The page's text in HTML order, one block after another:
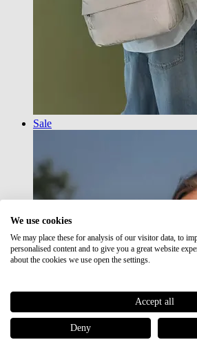
Sale
We use cookies
We may place these for analysis of our visitor data, to
personalised content and to give you a great website
about the cookies we use open the settings.
Accept all
Deny